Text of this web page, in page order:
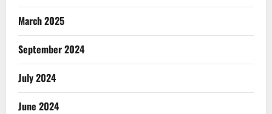
March 2025
September 2024
July 2024
June 2024